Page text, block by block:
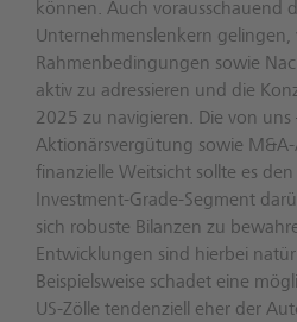
können. Auch vorausschauend
Unternehmenslenkern gelingen,
Rahmenbedingungen sowie
aktiv zu adressieren und die
2025 zu navigieren. Die von
Aktionärsvergütung sowie
finanzielle Weitsicht sollte es
Investment-Grade-Segment
sich robuste Bilanzen zu
Entwicklungen sind hierbei
Beispielsweise schadet eine
US-Zölle tendenziell eher der